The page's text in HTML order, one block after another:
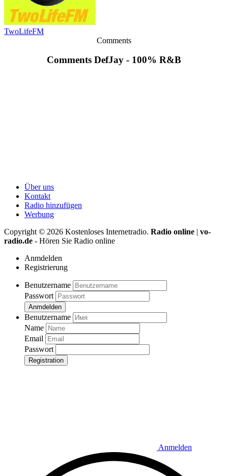
TwoLifeFM
Comments
Comments DefJay - 100% R&B
Über uns
Kontakt
Radio hinzufügen
Werbung
Copyright © 2026 Kostenloses Internetradio. Radio online | vo-
radio.de - Hören Sie Radio online
Anmdelden
Registrierung
Benutzername
Passwort
Anmdelden
Benutzername
Name
Email
Passwort
Registration
Anmelden